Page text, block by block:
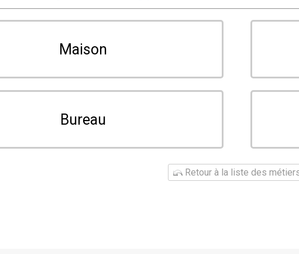
Maison
Bureau
Retour à la liste des